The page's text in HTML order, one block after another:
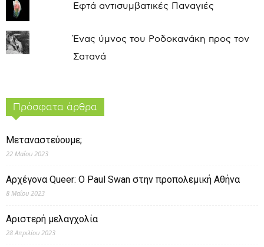
Εφτά αντισυμβατικές Παναγιές
Ένας ύμνος του Ροδοκανάκη προς τον
Σατανά
Πρόσφατα άρθρα
Μεταναστεύουμε;
22 Μαΐου 2023
Αρχέγονα Queer: O Paul Swan στην προπολεμική Αθήνα
8 Μαΐου 2023
Αριστερή μελαγχολία
28 Απριλίου 2023